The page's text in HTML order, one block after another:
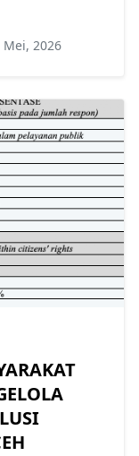
Mei, 2026